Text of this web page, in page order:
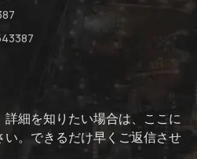
細を知りたい場合は、ここに
。できるだけ早くご返信させ